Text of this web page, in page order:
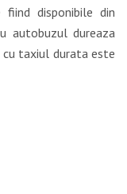
disponibile din
autobuzul dureaza
taxiul durata este